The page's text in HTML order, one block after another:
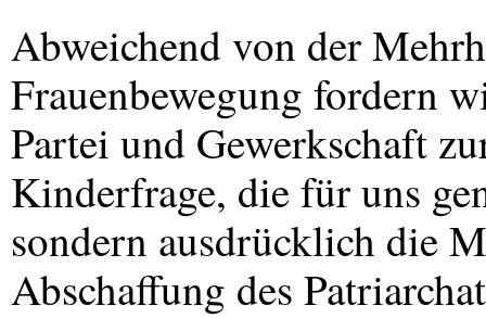
Abweichend von der
Frauenbewegung fordern
Partei und Gewerkschaft
Kinderfrage, die für uns
sondern ausdrücklich die
Abschaffung des